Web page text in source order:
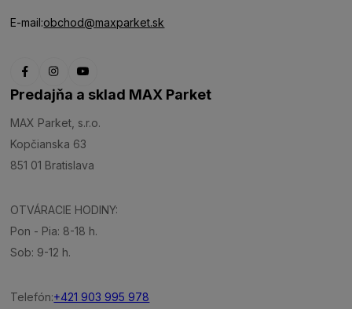
E-mail:obchod@maxparket.sk
Predajňa a sklad MAX Parket
MAX Parket, s.r.o.
Kopčianska 63
851 01 Bratislava
OTVÁRACIE HODINY:
Pon - Pia: 8-18 h.
Sob: 9-12 h.
Telefón:+421 903 995 978